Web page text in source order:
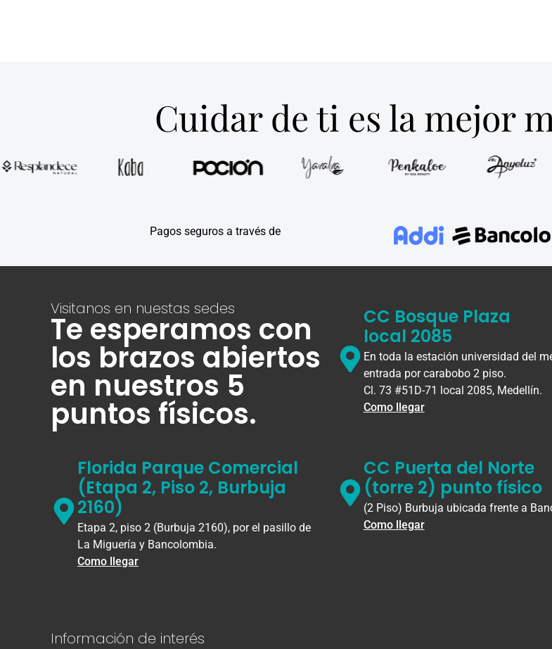
Cuidar de ti es la mejor
Pagos seguros a través de
Visitanos en nuestas sedes
Te esperamos con
los brazos abiertos
en nuestros 5
puntos físicos.
CC Bosque Plaza
local 2085
En toda la estación universidad del
entrada por carabobo 2 piso.
Cl. 73 #51D-71 local 2085, Medellín.
Como llegar
Florida Parque Comercial
(Etapa 2, Piso 2, Burbuja
2160)
Etapa 2, piso 2 (Burbuja 2160), por el pasillo de
La Miguería y Bancolombia.
Como llegar
CC Puerta del Norte
(torre 2) punto físico
(2 Piso) Burbuja ubicada frente a
Como llegar
Información de interés